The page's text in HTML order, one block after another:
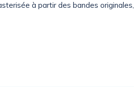
à partir des bandes originales,